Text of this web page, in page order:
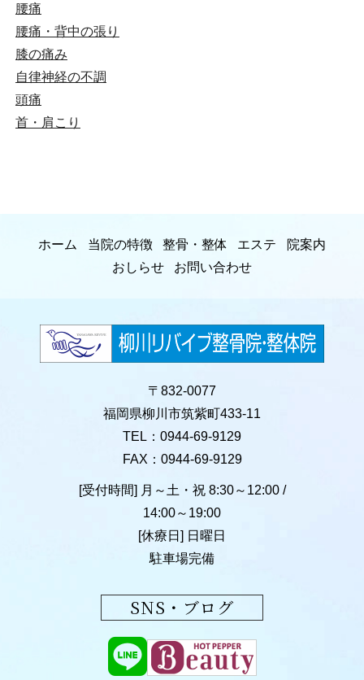
腰痛
腰痛・背中の張り
膝の痛み
自律神経の不調
頭痛
首・肩こり
ホーム 当院の特徴 整骨・整体 エステ
院案内
おしらせ
お問い合わせ
〒832-0077
福岡県柳川市筑紫町433-11
TEL：0944-69-9129
FAX：0944-69-9129
[受付時間] 月～土・祝 8:30～12:00 /
14:00～19:00
[休療日] 日曜日
駐車場完備
SNS・ブログ